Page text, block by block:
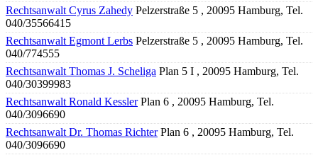
Rechtsanwalt Cyrus Zahedy Pelzerstraße 5 , 20095 Hamburg, Tel.
040/35566415
Rechtsanwalt Egmont Lerbs Pelzerstraße 5 , 20095 Hamburg, Tel.
040/774555
Rechtsanwalt Thomas J. Scheliga Plan 5 I , 20095 Hamburg, Tel.
040/30399983
Rechtsanwalt Ronald KesslerPlan 6 , 20095 Hamburg, Tel.
040/3096690
Rechtsanwalt Dr. Thomas RichterPlan 6 , 20095 Hamburg, Tel.
040/3096690